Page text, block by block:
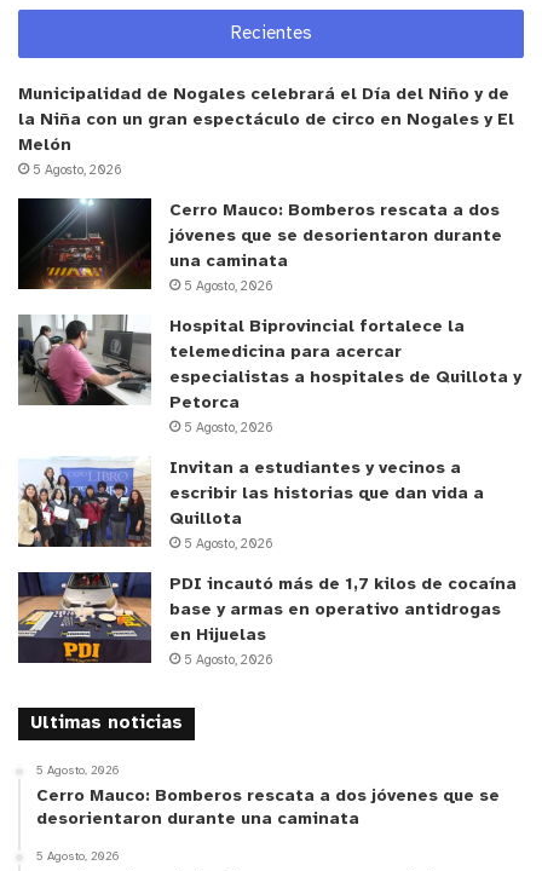
delincuencia,“y por tanto, como Gobierno Regional
nos hemos puesto a disposición de alcaldes y
conjunto”, agregando que los recursos anunciados
van en directa relación con la
programa que nos permita precisamente dotarnos
de mejores equipamientos, recursos, que nos
permitan formular una política pública comunal que
combata la delincuencia de manera eficiente y
Por su parte, Freddy Ramírez, alcalde de Concón y
presidente de la Asociación de Municipalidades de
la Región de Valparaísomostró satisfacción luego
de la inédita actividad, declarando que“hoy nos
hemos reunido veinticuatro alcaldesas y alcaldes de
la Región de Valparaíso, donde el gran tema a tratar
del Gobernador que además hizo un anuncio muy
importante (…) lo que ha primado hoy es la
transversalidad, ha primado el bien común y ha
municipalidades de la región”
Finalmente,Daniel Morales, alcalde de Limache,
director y presidente Comisión de Seguridad de la
Asociación de Municipalidades de la Región de
Recientes
Municipalidad de Nogales celebrará el Día del Niño y de
la Niña con un gran espectáculo de circo en Nogales y El
Melón
5 Agosto, 2026
Cerro Mauco: Bomberos rescata a dos
jóvenes que se desorientaron durante
una caminata
5 Agosto, 2026
Hospital Biprovincial fortalece la
telemedicina para acercar
especialistas a hospitales de Quillota y
Petorca
5 Agosto, 2026
Invitan a estudiantes y vecinos a
escribir las historias que dan vida a
Quillota
5 Agosto, 2026
PDI incautó más de 1,7 kilos de cocaína
base y armas en operativo antidrogas
en Hijuelas
5 Agosto, 2026
Ultimas noticias
5 Agosto, 2026
Cerro Mauco: Bomberos rescata a dos jóvenes que se
desorientaron durante una caminata
5 Agosto, 2026